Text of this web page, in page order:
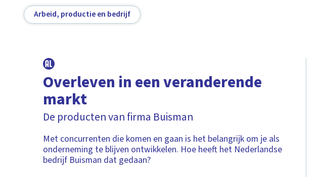
Arbeid, productie en bedrijf
Overleven in een veranderende
markt
De producten van firma Buisman
Met concurrenten die komen en gaan is het belangrijk om je als
onderneming te blijven ontwikkelen. Hoe heeft het Nederlandse
bedrijf Buisman dat gedaan?